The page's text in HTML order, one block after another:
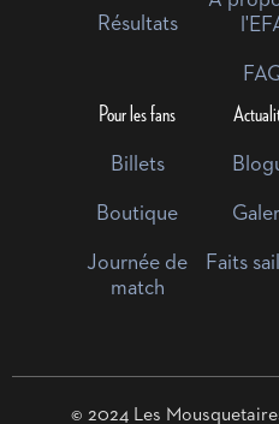
Résultats
Pour les fans
Billets
Boutique
Journée de
match
Faits
© 2024 Les